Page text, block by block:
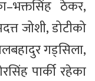
ठेकर,
जोशी, डोटीको
गड्सिला,
पार्की रहेका